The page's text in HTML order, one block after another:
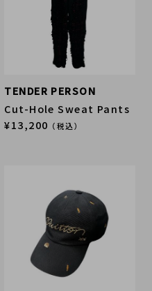
TENDER PERSON
Cut-Hole Sweat Pants
¥13,200 （税込）